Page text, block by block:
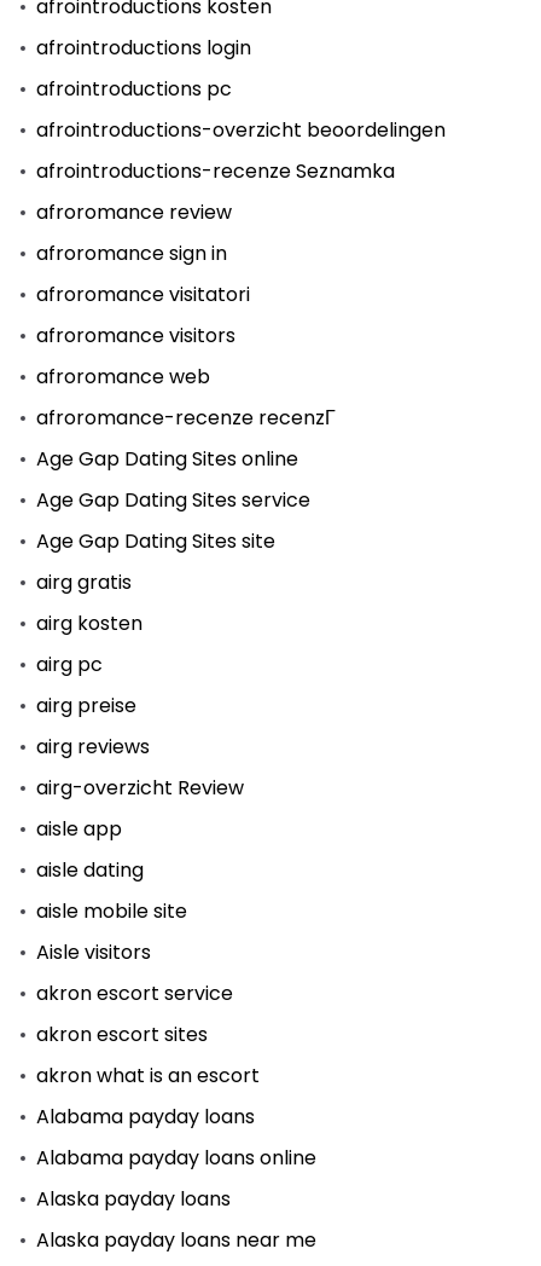
afrointroductions kosten
afrointroductions login
afrointroductions pc
afrointroductions-overzicht beoordelingen
afrointroductions-recenze Seznamka
afroromance review
afroromance sign in
afroromance visitatori
afroromance visitors
afroromance web
afroromance-recenze recenzГ­
Age Gap Dating Sites online
Age Gap Dating Sites service
Age Gap Dating Sites site
airg gratis
airg kosten
airg pc
airg preise
airg reviews
airg-overzicht Review
aisle app
aisle dating
aisle mobile site
Aisle visitors
akron escort service
akron escort sites
akron what is an escort
Alabama payday loans
Alabama payday loans online
Alaska payday loans
Alaska payday loans near me